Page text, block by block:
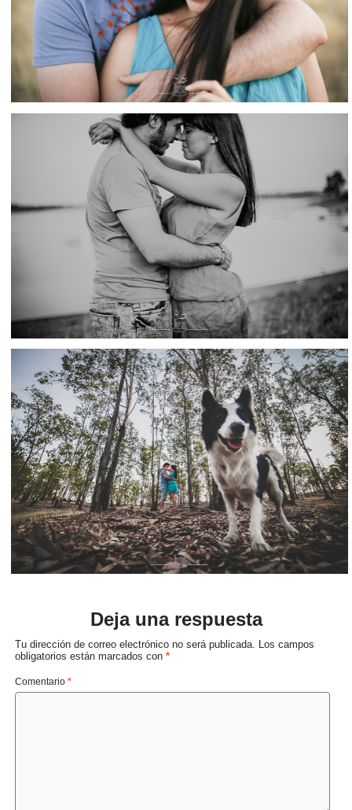
Deja una respuesta
Tu dirección de correo electrónico no será publicada. Los campos
obligatorios están marcados con*
Comentario*